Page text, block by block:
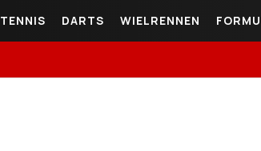
TENNIS DARTS WIELRENNEN